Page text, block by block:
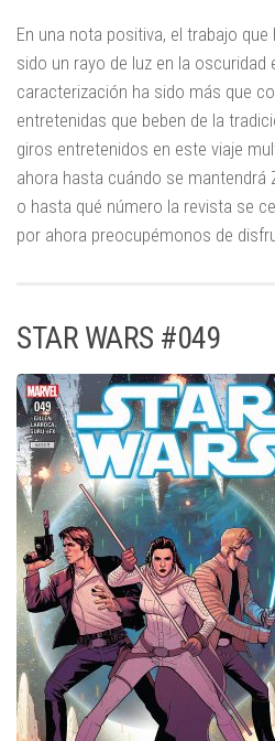
En una nota positiva, el trabajo que
sido un rayo de luz en la
caracterización ha sido más que
entretenidas que beben de la
giros entretenidos en este viaje
ahora hasta cuándo se mantendrá
o hasta qué número la revista se
por ahora preocupémonos de
STAR WARS #049